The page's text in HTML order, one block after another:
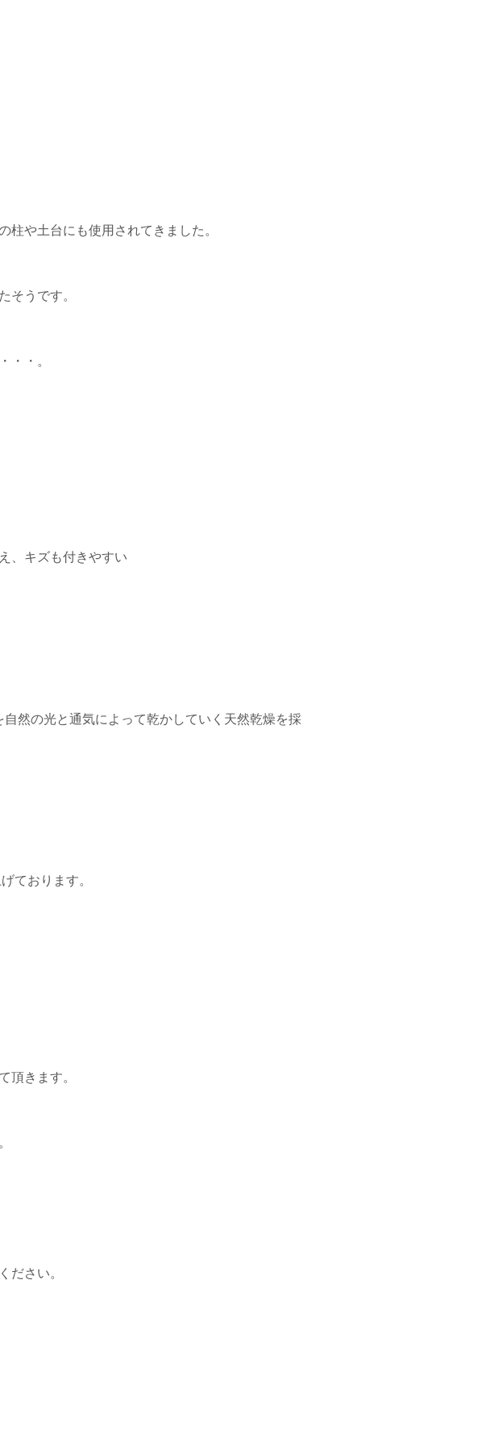
や土台にも使用されてきました。
そうです。
・・。
、キズも付きやすい
自然の光と通気によって乾かしていく天然乾燥を採
ております。
頂きます。
ださい。